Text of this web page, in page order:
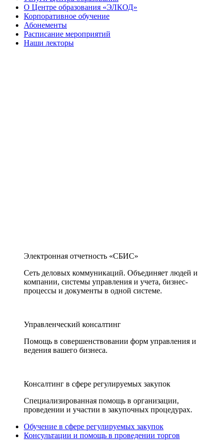
О Центре образования «ЭЛКОД»
Корпоративное обучение
Абонементы
Расписание мероприятий
Наши лекторы
Электронная отчетность «СБИС»
Сеть деловых коммуникаций. Объединяет людей и
компании, системы управления и учета, бизнес-
процессы и документы в одной системе.
Управленческий консалтинг
Помощь в совершенствовании форм управления и
ведения вашего бизнеса.
Консалтинг в сфере регулируемых закупок
Специализированная помощь в организации,
проведении и участии в закупочных процедурах.
Обучение в сфере регулируемых закупок
Консультации и помощь в проведении торгов